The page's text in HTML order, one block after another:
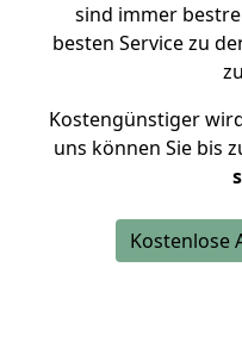
sind immer
besten Service zu
Kostengünstiger
uns können Sie bis
Kostenlose